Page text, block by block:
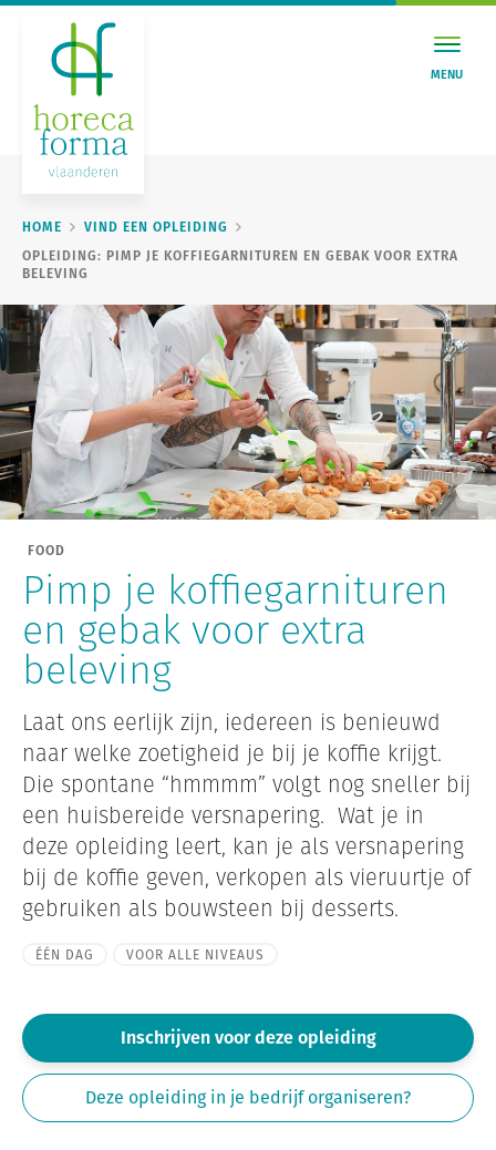
MENU
HOME
VIND EEN OPLEIDING
OPLEIDING: PIMP JE KOFFIEGARNITUREN EN GEBAK VOOR EXTRA
BELEVING
FOOD
Pimp je koffiegarnituren
en gebak voor extra
beleving
Laat ons eerlijk zijn, iedereen is benieuwd
naar welke zoetigheid je bij je koffie krijgt.
Die spontane “hmmmm” volgt nog sneller bij
een huisbereide versnapering. Wat je in
deze opleiding leert, kan je als versnapering
bij de koffie geven, verkopen als vieruurtje of
gebruiken als bouwsteen bij desserts.
ÉÉN DAG VOOR ALLE NIVEAUS
Inschrijven voor deze opleiding
Deze opleiding in je bedrijf organiseren?